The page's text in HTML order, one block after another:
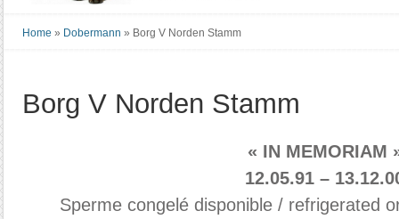
Home » Dobermann » Borg V Norden Stamm
Borg V Norden Stamm
« IN MEMORIAM
12.05.91 –
Sperme congelé disponible / refrigerated